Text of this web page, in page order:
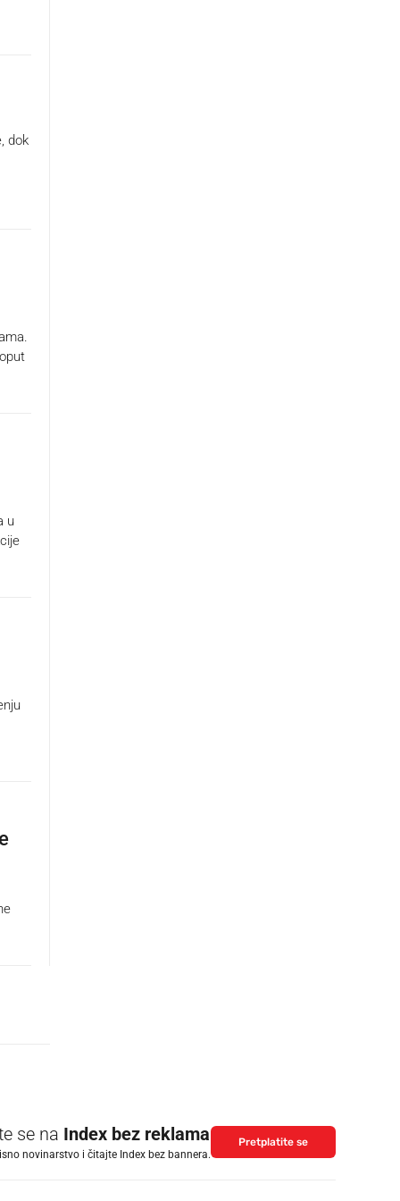
dok
u
se na Index bez reklama
novinarstvo i čitajte Index bez bannera.
Pretplatite se